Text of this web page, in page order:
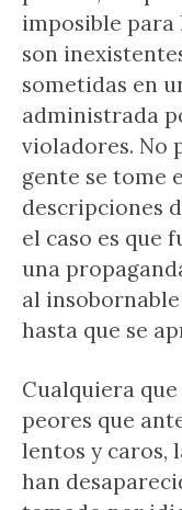
imposible para
son
sometidas en
administrada
violadores. No
gente se tome
descripciones
el caso es que
una
al
hasta que se
Cualquiera
peores que
lentos y caros,
han